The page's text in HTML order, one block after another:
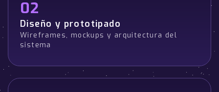
02
Diseño y prototipado
Wireframes, mockups y arquitectura del
sistema